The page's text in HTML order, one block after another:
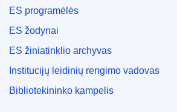
ES programėlės
ES žodynai
ES žiniatinklio archyvas
Institucijų leidinių rengimo vadovas
Bibliotekininko kampelis